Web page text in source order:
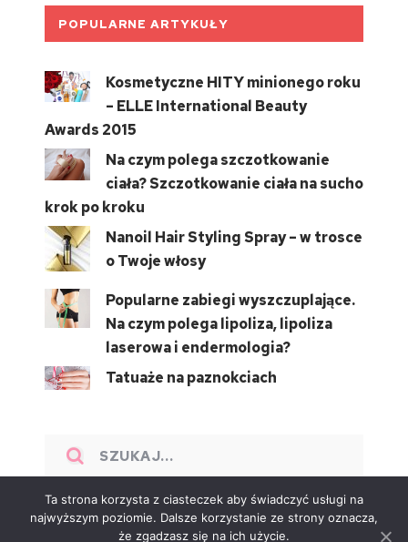
POPULARNE ARTYKUŁY
Kosmetyczne HITY minionego roku
– ELLE International Beauty
Awards 2015
Na czym polega szczotkowanie
ciała? Szczotkowanie ciała na sucho
krok po kroku
Nanoil Hair Styling Spray – w trosce
o Twoje włosy
Popularne zabiegi wyszczuplające.
Na czym polega lipoliza, lipoliza
laserowa i endermologia?
Tatuaże na paznokciach
Ta strona korzysta z ciasteczek aby świadczyć usługi na
najwyższym poziomie. Dalsze korzystanie ze strony oznacza,
że zgadzasz się na ich użycie.